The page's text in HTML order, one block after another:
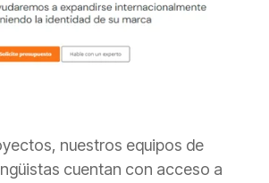
nuestros equipos de
cuentan con acceso a